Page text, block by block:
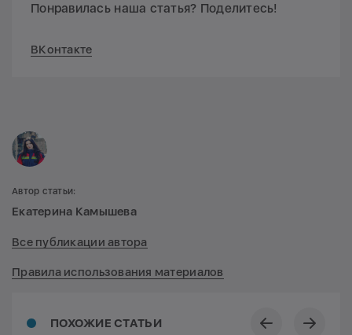
Понравилась наша статья? Поделитесь!
ВКонтакте
ПОХОЖИЕ СТАТЬИ
Автор статьи:
Екатерина Камышева
Все публикации автора
Правила использования материалов